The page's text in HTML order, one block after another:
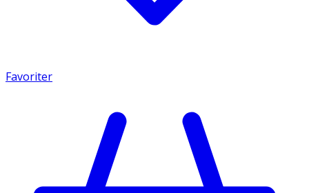
Favoriter